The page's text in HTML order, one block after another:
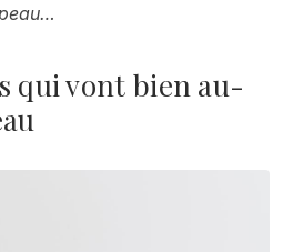
qui vont bien au-